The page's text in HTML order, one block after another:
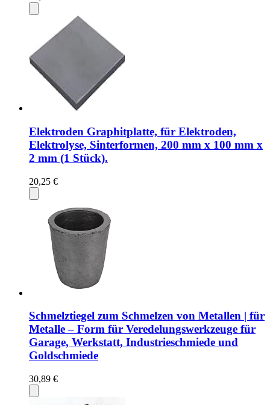
Elektroden Graphitplatte, für Elektroden,
Elektrolyse, Sinterformen, 200 mm x 100 mm x
2 mm (1 Stück).
20,25 €
Schmelztiegel zum Schmelzen von Metallen | für
Metalle – Form für Veredelungswerkzeuge für
Garage, Werkstatt, Industrieschmiede und
Goldschmiede
30,89 €